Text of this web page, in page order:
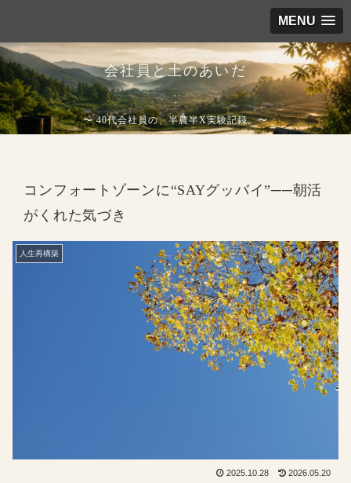
MENU
会社員と土のあいだ
〜 40代会社員の、半農半X実験記録。〜
コンフォートゾーンに“SAYグッバイ”──朝活
がくれた気づき
人生再構築
2025.10.28 2026.05.20